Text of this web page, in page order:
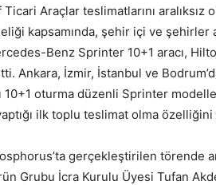
Araçlar teslimatlarını aralıksız
kapsamında, şehir içi ve şehirler
Benz Sprinter 10+1 aracı,
Ankara, İzmir, İstanbul ve
10+1 oturma düzenli Sprinter
ilk toplu teslimat olma özelliğini
gerçekleştirilen törende
Grubu İcra Kurulu Üyesi Tufan